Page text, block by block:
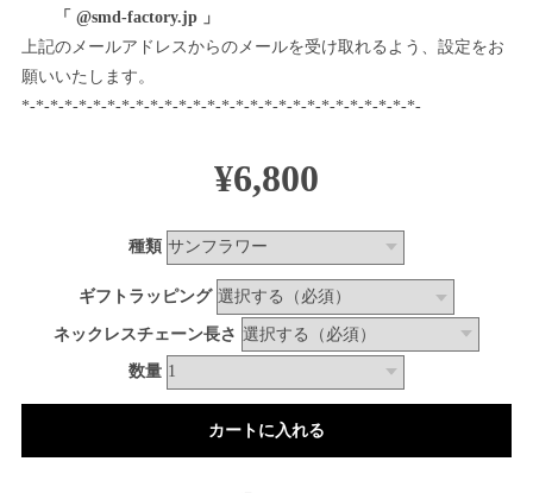
「 @smd-factory.jp 」
上記のメールアドレスからのメールを受け取れるよう、設定をお
願いいたします。
*-*-*-*-*-*-*-*-*-*-*-*-*-*-*-*-*-*-*-*-*-*-*-*-*-*-*-*-
¥6,800
種類
ギフトラッピング
ネックレスチェーン長さ
数量